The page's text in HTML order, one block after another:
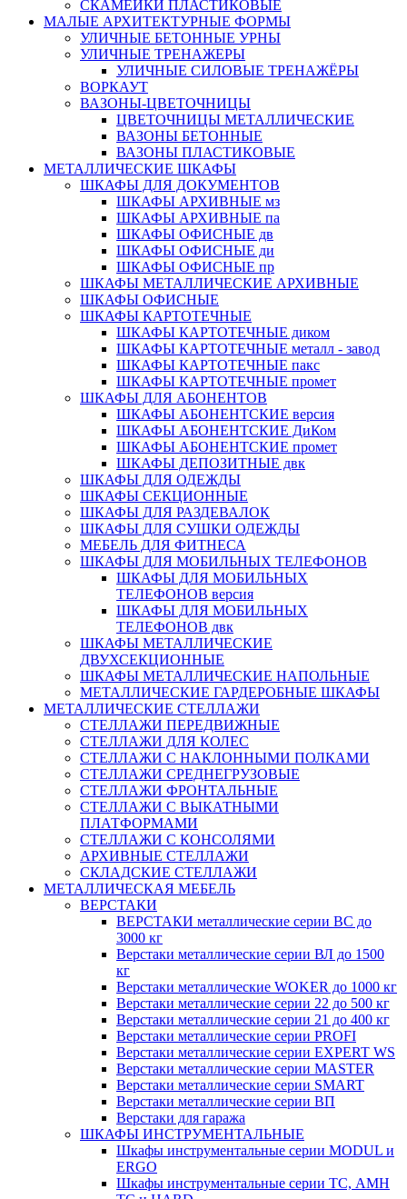
СКАМЕЙКИ ПЛАСТИКОВЫЕ
МАЛЫЕ АРХИТЕКТУРНЫЕ ФОРМЫ
УЛИЧНЫЕ БЕТОННЫЕ УРНЫ
УЛИЧНЫЕ ТРЕНАЖЕРЫ
УЛИЧНЫЕ СИЛОВЫЕ ТРЕНАЖЁРЫ
ВОРКАУТ
ВАЗОНЫ-ЦВЕТОЧНИЦЫ
ЦВЕТОЧНИЦЫ МЕТАЛЛИЧЕСКИЕ
ВАЗОНЫ БЕТОННЫЕ
ВАЗОНЫ ПЛАСТИКОВЫЕ
МЕТАЛЛИЧЕСКИЕ ШКАФЫ
ШКАФЫ ДЛЯ ДОКУМЕНТОВ
ШКАФЫ АРХИВНЫЕ мз
ШКАФЫ АРХИВНЫЕ па
ШКАФЫ ОФИСНЫЕ дв
ШКАФЫ ОФИСНЫЕ ди
ШКАФЫ ОФИСНЫЕ пр
ШКАФЫ МЕТАЛЛИЧЕСКИЕ АРХИВНЫЕ
ШКАФЫ ОФИСНЫЕ
ШКАФЫ КАРТОТЕЧНЫЕ
ШКАФЫ КАРТОТЕЧНЫЕ диком
ШКАФЫ КАРТОТЕЧНЫЕ металл - завод
ШКАФЫ КАРТОТЕЧНЫЕ пакс
ШКАФЫ КАРТОТЕЧНЫЕ промет
ШКАФЫ ДЛЯ АБОНЕНТОВ
ШКАФЫ АБОНЕНТСКИЕ версия
ШКАФЫ АБОНЕНТСКИЕ ДиКом
ШКАФЫ АБОНЕНТСКИЕ промет
ШКАФЫ ДЕПОЗИТНЫЕ двк
ШКАФЫ ДЛЯ ОДЕЖДЫ
ШКАФЫ СЕКЦИОННЫЕ
ШКАФЫ ДЛЯ РАЗДЕВАЛОК
ШКАФЫ ДЛЯ СУШКИ ОДЕЖДЫ
МЕБЕЛЬ ДЛЯ ФИТНЕСА
ШКАФЫ ДЛЯ МОБИЛЬНЫХ ТЕЛЕФОНОВ
ШКАФЫ ДЛЯ МОБИЛЬНЫХ
ТЕЛЕФОНОВ версия
ШКАФЫ ДЛЯ МОБИЛЬНЫХ
ТЕЛЕФОНОВ двк
ШКАФЫ МЕТАЛЛИЧЕСКИЕ
ДВУХСЕКЦИОННЫЕ
ШКАФЫ МЕТАЛЛИЧЕСКИЕ НАПОЛЬНЫЕ
МЕТАЛЛИЧЕСКИЕ ГАРДЕРОБНЫЕ ШКАФЫ
МЕТАЛЛИЧЕСКИЕ СТЕЛЛАЖИ
СТЕЛЛАЖИ ПЕРЕДВИЖНЫЕ
СТЕЛЛАЖИ ДЛЯ КОЛЕС
СТЕЛЛАЖИ С НАКЛОННЫМИ ПОЛКАМИ
СТЕЛЛАЖИ СРЕДНЕГРУЗОВЫЕ
СТЕЛЛАЖИ ФРОНТАЛЬНЫЕ
СТЕЛЛАЖИ С ВЫКАТНЫМИ
ПЛАТФОРМАМИ
СТЕЛЛАЖИ С КОНСОЛЯМИ
АРХИВНЫЕ СТЕЛЛАЖИ
СКЛАДСКИЕ СТЕЛЛАЖИ
МЕТАЛЛИЧЕСКАЯ МЕБЕЛЬ
ВЕРСТАКИ
ВЕРСТАКИ металлические серии ВС до
3000 кг
Верстаки металлические серии ВЛ до 1500
кг
Верстаки металлические WOKER до 1000 кг
Верстаки металлические серии 22 до 500 кг
Верстаки металлические серии 21 до 400 кг
Верстаки металлические серии PROFI
Верстаки металлические серии EXPERT WS
Верстаки металлические серии MASTER
Верстаки металлические серии SMART
Верстаки металлические серии ВП
Верстаки для гаража
ШКАФЫ ИНСТРУМЕНТАЛЬНЫЕ
Шкафы инструментальные серии MODUL и
ERGO
Шкафы инструментальные серии ТС, АМН